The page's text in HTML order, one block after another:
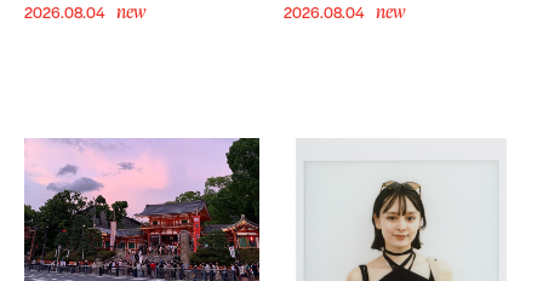
2026.08.04 new 2026.08.04 new